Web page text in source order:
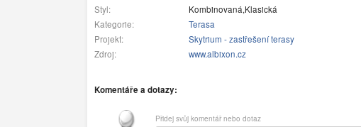
Styl:
Kombinovaná,Klasická
Kategorie:
Terasa
Projekt:
Skytrium - zastřešení terasy
Zdroj:
www.albixon.cz
Komentáře a dotazy:
Přidej svůj komentář nebo dotaz